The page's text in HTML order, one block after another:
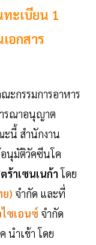
ะเบียน 1
อกสาร
ะกรรมการอาหาร
รณาอนุญาต
ะนี้ สำนักงาน
นุมัติวัคซีนโค
าเซนเนก้าโดย
ย) จำกัด และที่
ซเอนซ์ จำกัด
นำเข้า โดย